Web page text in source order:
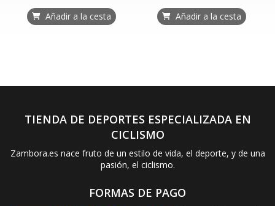
Añadir a la cesta Añadir a la cesta
TIENDA DE DEPORTES ESPECIALIZADA EN
CICLISMO
Zambora.es nace fruto de un estilo de vida, el deporte, y de una
pasión, el ciclismo.
FORMAS DE PAGO